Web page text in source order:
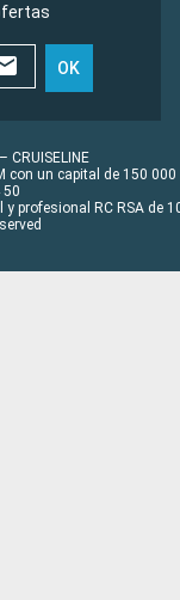
OK
con un capital de 150 000
50
profesional RC RSA de